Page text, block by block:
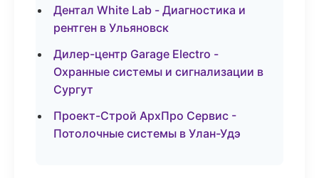
Дентал White Lab - Диагностика и
рентген в Ульяновск
Дилер-центр Garage Electro -
Охранные системы и сигнализации в
Сургут
Проект-Строй АрхПро Сервис -
Потолочные системы в Улан-Удэ